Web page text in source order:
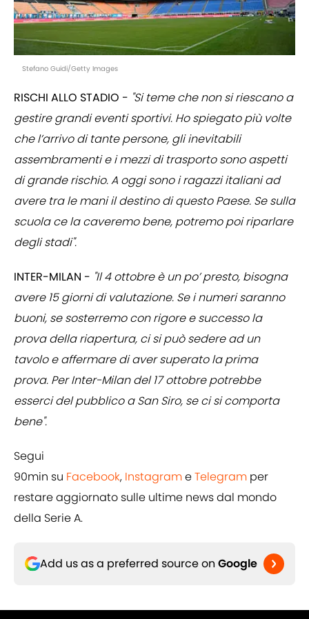
Stefano Guidi/Getty Images
RISCHI ALLO STADIO - "Si teme che non si riescano a
gestire grandi eventi sportivi. Ho spiegato più volte
che l’arrivo di tante persone, gli inevitabili
assembramenti e i mezzi di trasporto sono aspetti
di grande rischio. A oggi sono i ragazzi italiani ad
avere tra le mani il destino di questo Paese. Se sulla
scuola ce la caveremo bene, potremo poi riparlare
degli stadi".
INTER-MILAN - "Il 4 ottobre è un po’ presto, bisogna
avere 15 giorni di valutazione. Se i numeri saranno
buoni, se sosterremo con rigore e successo la
prova della riapertura, ci si può sedere ad un
tavolo e affermare di aver superato la prima
prova. Per Inter-Milan del 17 ottobre potrebbe
esserci del pubblico a San Siro, se ci si comporta
bene".
Segui
90min su Facebook, InstagrameTelegram per
restare aggiornato sulle ultime news dal mondo
della Serie A.
Add us as a preferred source on Google